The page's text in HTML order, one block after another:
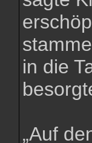
in die
„Auf